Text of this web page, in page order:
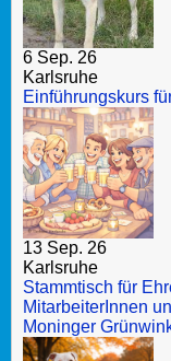
6 Sep. 26
Karlsruhe
Einführungskurs
13 Sep. 26
Karlsruhe
Stammtisch für
MitarbeiterInnen
Moninger